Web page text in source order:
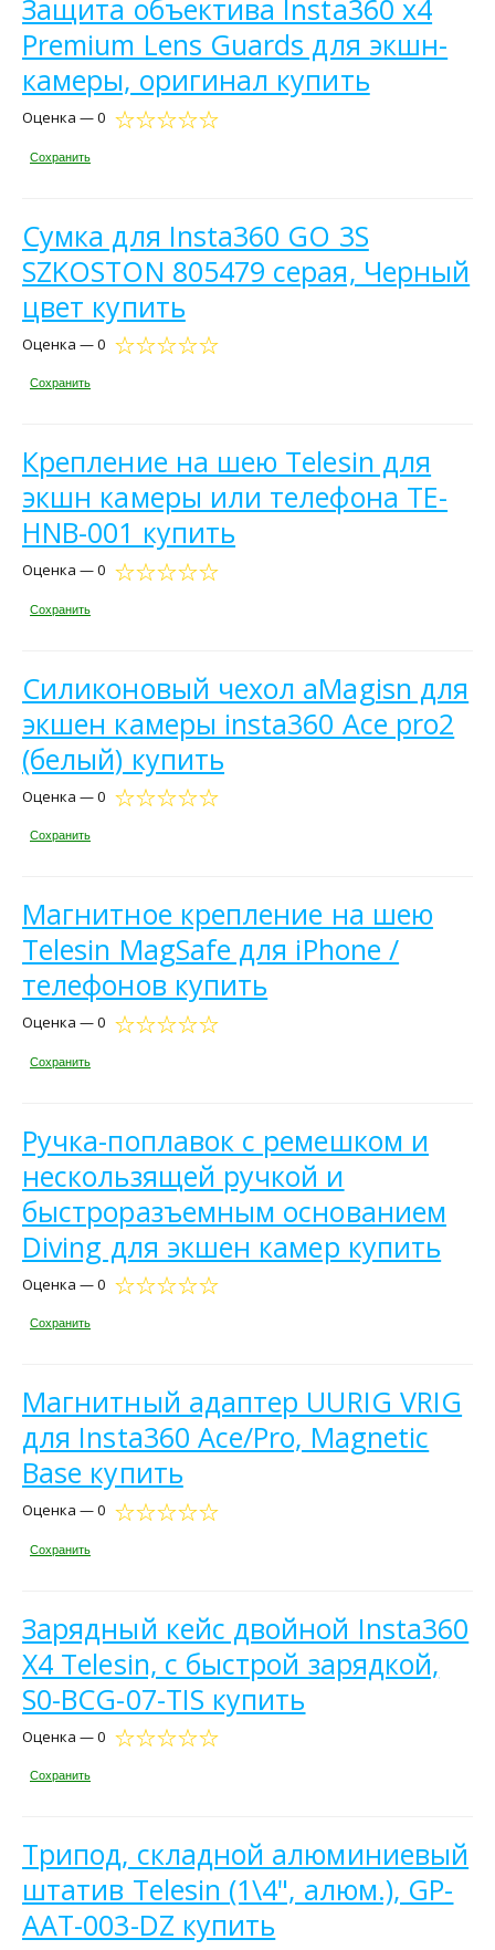
Защита объектива Insta360 x4
Premium Lens Guards для экшн-
камеры, оригинал купить
Оценка — 0
Сохранить
Сумка для Insta360 GO 3S
SZKOSTON 805479 серая, Черный
цвет купить
Оценка — 0
Сохранить
Крепление на шею Telesin для
экшн камеры или телефона TE-
HNB-001 купить
Оценка — 0
Сохранить
Силиконовый чехол aMagisn для
экшен камеры insta360 Ace pro2
(белый) купить
Оценка — 0
Сохранить
Магнитное крепление на шею
Telesin MagSafe для iPhone /
телефонов купить
Оценка — 0
Сохранить
Ручка-поплавок с ремешком и
нескользящей ручкой и
быстроразъемным основанием
Diving для экшен камер купить
Оценка — 0
Сохранить
Магнитный адаптер UURIG VRIG
для Insta360 Ace/Pro, Magnetic
Base купить
Оценка — 0
Сохранить
Зарядный кейс двойной Insta360
X4 Telesin, с быстрой зарядкой,
S0-BCG-07-TIS купить
Оценка — 0
Сохранить
Трипод, складной алюминиевый
штатив Telesin (1\4", алюм.), GP-
AAT-003-DZ купить